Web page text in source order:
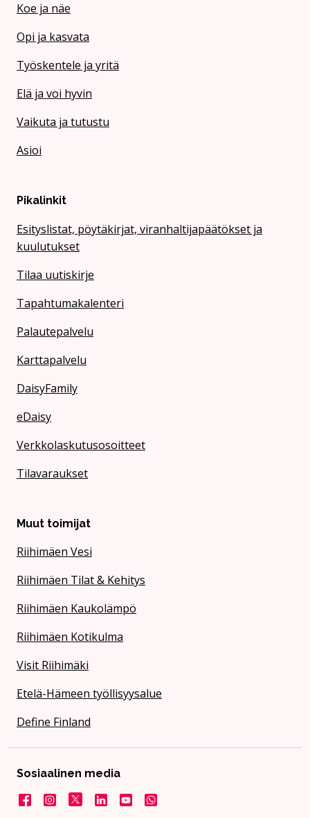
Koe ja näe
Opi ja kasvata
Työskentele ja yritä
Elä ja voi hyvin
Vaikuta ja tutustu
Asioi
Pikalinkit
Esityslistat, pöytäkirjat, viranhaltijapäätökset ja
kuulutukset
Tilaa uutiskirje
Tapahtumakalenteri
Palautepalvelu
Karttapalvelu
DaisyFamily
eDaisy
Verkkolaskutusosoitteet
Tilavaraukset
Muut toimijat
Riihimäen Vesi
Riihimäen Tilat & Kehitys
Riihimäen Kaukolämpö
Riihimäen Kotikulma
Visit Riihimäki
Etelä-Hämeen työllisyysalue
Define Finland
Sosiaalinen media
FacebookInstagram
X LinkedInYouTubeKaupunki WhatsApissa